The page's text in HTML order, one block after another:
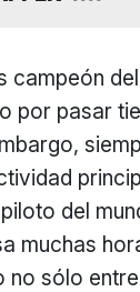
campeón
por pasar
del
muchas
no sólo